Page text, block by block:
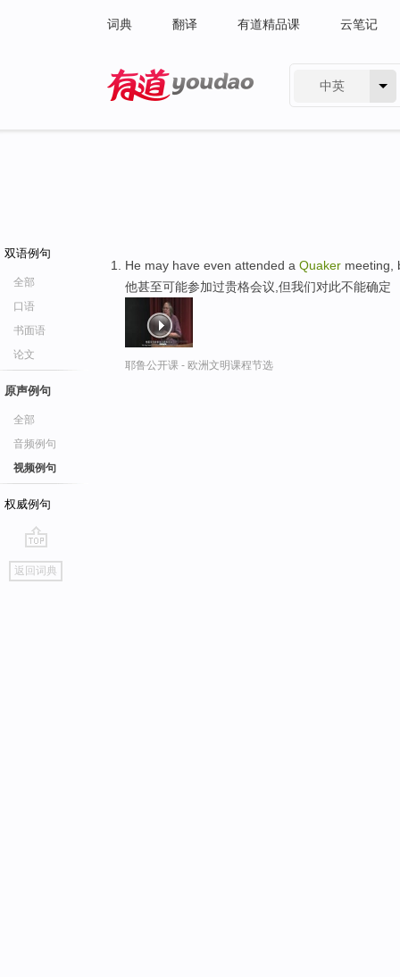
词典 翻译 有道精品课 云笔记
中英
双语例句
全部
口语
书面语
论文
原声例句
全部
音频例句
视频例句
权威例句
go
top
返回词典
He may have even attended a Quaker meeting,
他甚至可能参加过贵格会议,但我们对此不能确定
耶鲁公开课 - 欧洲文明课程节选